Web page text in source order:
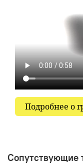
Подробнее о
Сопутствующие